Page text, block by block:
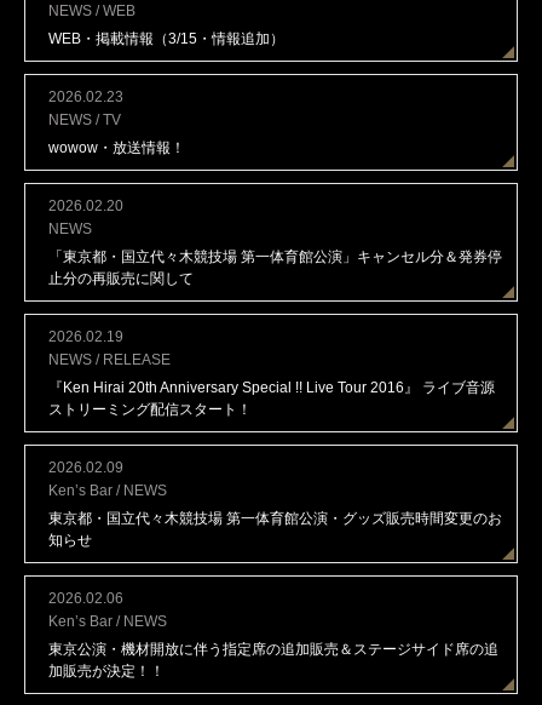
NEWS / WEB
WEB・掲載情報（3/15・情報追加）
2026.02.23
NEWS / TV
wowow・放送情報！
2026.02.20
NEWS
「東京都・国立代々木競技場 第一体育館公演」キャンセル分＆発券停
止分の再販売に関して
2026.02.19
NEWS / RELEASE
『Ken Hirai 20th Anniversary Special !! Live Tour 2016』 ライブ音源
ストリーミング配信スタート！
2026.02.09
Ken’s Bar / NEWS
東京都・国立代々木競技場 第一体育館公演・グッズ販売時間変更のお
知らせ
2026.02.06
Ken’s Bar / NEWS
東京公演・機材開放に伴う指定席の追加販売＆ステージサイド席の追
加販売が決定！！